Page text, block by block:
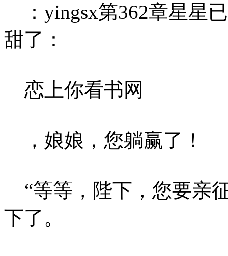
：yingsx第362章星星
甜了：
恋上你看书网
，娘娘，您躺赢了！
“等等，陛下，您要亲
下了。